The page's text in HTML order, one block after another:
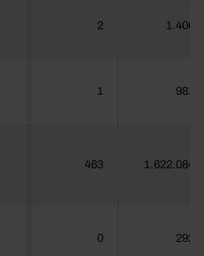
2 1.406
1 981
463 1.622.084
0 292